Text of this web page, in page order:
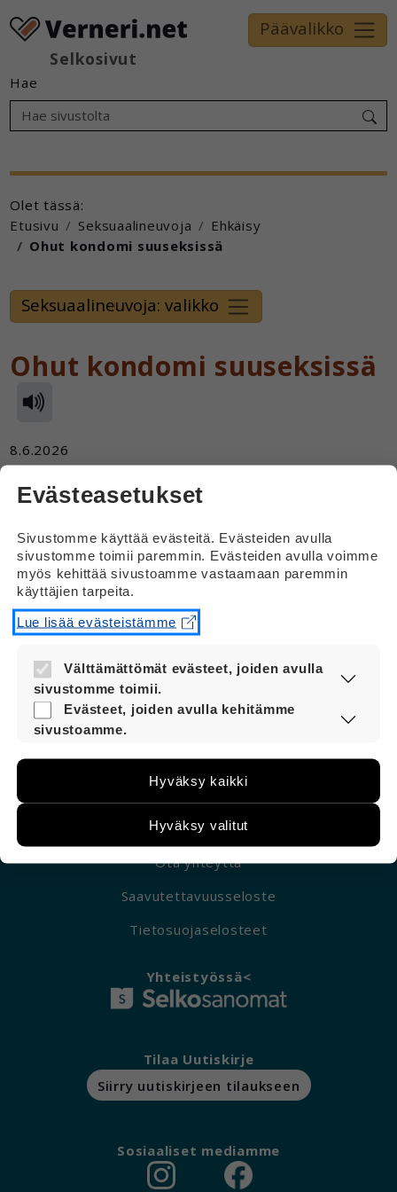
Selkosivut
Päävalikko
Hae
Olet tässä:
Etusivu
Seksuaalineuvoja
Ehkäisy
Ohut kondomi suuseksissä
Seksuaalineuvoja: valikko
Ohut kondomi suuseksissä
8.6.2026
Meneekö ohut kondomi helposti rikki suuseksissä?
Hei
Ohutkin kondomi kestää yleensä hyvin
suuseksiä.
Siirry Vernerin yleispuolelle
Ota yhteyttä
Saavutettavuusseloste
Tietosuojaselosteet
Yhteistyössä<
Tilaa Uutiskirje
Siirry uutiskirjeen tilaukseen
Sosiaaliset mediamme
Evästeasetukset
Sivustomme käyttää evästeitä. Evästeiden avulla
sivustomme toimii paremmin. Evästeiden avulla voimme
myös kehittää sivustoamme vastaamaan paremmin
käyttäjien tarpeita.
Lue lisää evästeistämme
Välttämättömät evästeet, joiden avulla
sivustomme toimii.
Nämä evästeet ovat aina käytössä, jotta
sivustoamme voi käyttää sujuvasti ja
Evästeet, joiden avulla kehitämme
sivustoamme.
voimme kehittää sivustoamme vastaamaan
paremmin käyttäjien tarpeita. Tietoa kerätään
esimerkiksi kävijämääristä ja siitä, mitä sivuja
kuitenkaan kerää henkilötietoja kuten nimiä,
Hyväksy kaikki
Hyväksy valitut